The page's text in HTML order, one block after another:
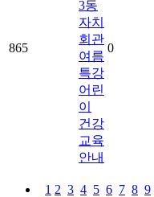
865
3동
자치
회관
여름
특강
어린
이
건강
교육
안내
0
1 2 3 4 5 6 7 8 9